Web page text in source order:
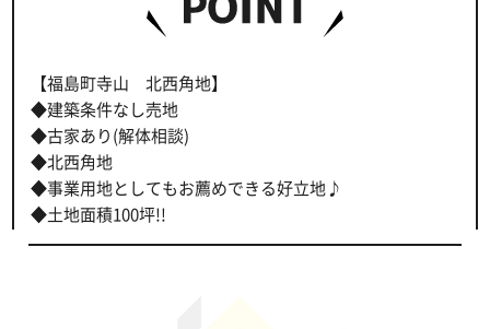
【福島町寺山 北西角地】
◆建築条件なし売地
◆古家あり(解体相談)
◆北西角地
◆事業用地としてもお薦めできる好立地♪
◆土地面積100坪!!